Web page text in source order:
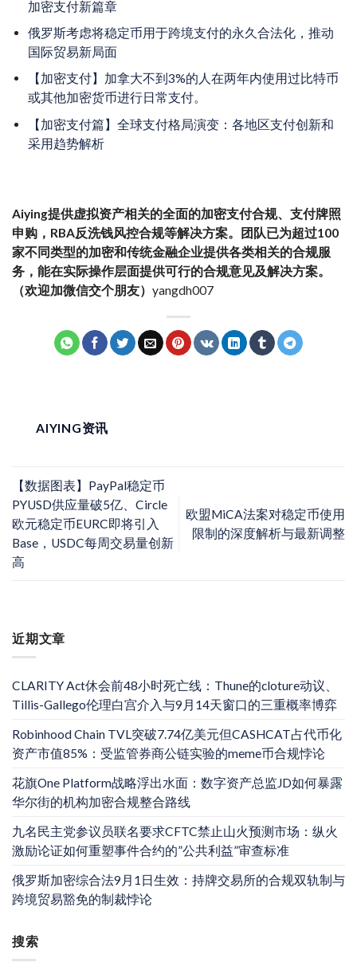
近期文章
CLARITY Act休会前48小时死亡线：Thune的cloture动议、
Tillis-Gallego伦理白宫介入与9月14天窗口的三重概率博弈
Robinhood Chain TVL突破7.74亿美元但CASHCAT占代币化
资产市值85%：受监管券商公链实验的meme币合规悖论
花旗One Platform战略浮出水面：数字资产总监JD如何暴露
华尔街的机构加密合规整合路线
九名民主党参议员联名要求CFTC禁止山火预测市场：纵火
激励论证如何重塑事件合约的”公共利益”审查标准
俄罗斯加密综合法9月1日生效：持牌交易所的合规双轨制与
跨境贸易豁免的制裁悖论
搜索
加密支付新篇章
俄罗斯考虑将稳定币用于跨境支付的永久合法化，推动
国际贸易新局面
【加密支付】加拿大不到3%的人在两年内使用过比特币
或其他加密货币进行日常支付。
【加密支付篇】全球支付格局演变：各地区支付创新和
采用趋势解析
Aiying提供虚拟资产相关的全面的加密支付合规、支付牌照
申购，RBA反洗钱风控合规等解决方案。团队已为超过100
家不同类型的加密和传统金融企业提供各类相关的合规服
务，能在实际操作层面提供可行的合规意见及解决方案。
（欢迎加微信交个朋友） yangdh007
AIYING资讯
【数据图表】PayPal稳定币
PYUSD供应量破5亿、Circle
欧元稳定币EURC即将引入
Base，USDC每周交易量创新
高
欧盟MiCA法案对稳定币使用
限制的深度解析与最新调整